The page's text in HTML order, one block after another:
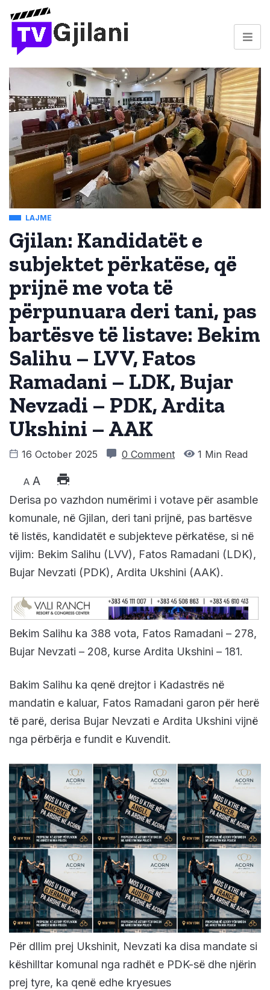
LAJME
Gjilan: Kandidatët e
subjektet përkatëse, që
prijnë me vota të
përpunuara deri tani, pas
bartësve të listave: Bekim
Salihu – LVV, Fatos
Ramadani – LDK, Bujar
Nevzadi – PDK, Ardita
Ukshini – AAK
16 October 2025 0 Comment 1 Min Read
A A
Derisa po vazhdon numërimi i votave për asamble
komunale, në Gjilan, deri tani prijnë, pas bartësve
të listës, kandidatët e subjekteve përkatëse, si në
vijim: Bekim Salihu (LVV), Fatos Ramadani (LDK),
Bujar Nevzati (PDK), Ardita Ukshini (AAK).
Bekim Salihu ka 388 vota, Fatos Ramadani – 278,
Bujar Nevzati – 208, kurse Ardita Ukshini – 181.
Bakim Salihu ka qenë drejtor i Kadastrës në
mandatin e kaluar, Fatos Ramadani garon për herë
të parë, derisa Bujar Nevzati e Ardita Ukshini vijnë
nga përbërja e fundit e Kuvendit.
Për dllim prej Ukshinit, Nevzati ka disa mandate si
këshilltar komunal nga radhët e PDK-së dhe njërin
prej tyre, ka qenë edhe kryesues